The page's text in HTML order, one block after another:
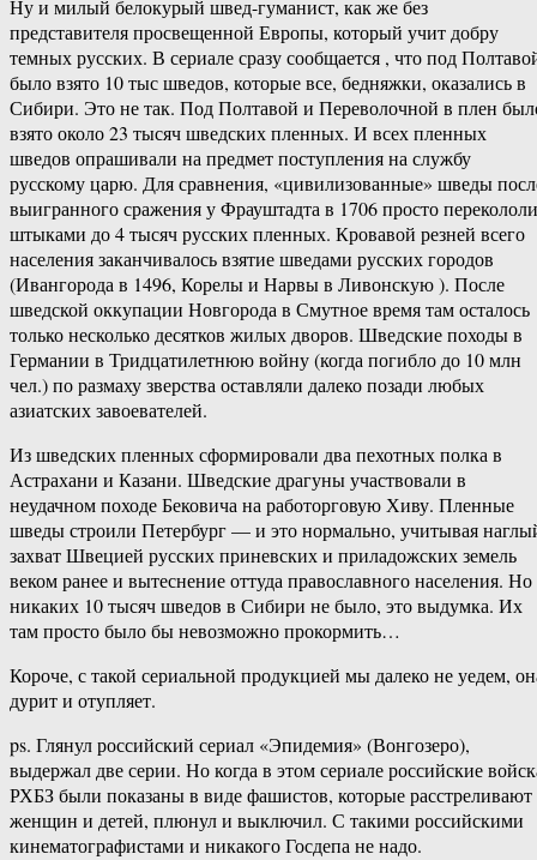
Ну и милый белокурый швед-гуманист, как же без
представителя просвещенной Европы, который учит добру
темных русских. В сериале сразу сообщается , что под
было взято 10 тыс шведов, которые все, бедняжки, оказались в
Сибири. Это не так. Под Полтавой и Переволочной в плен
взято около 23 тысяч шведских пленных. И всех пленных
шведов опрашивали на предмет поступления на службу
русскому царю. Для сравнения, «цивилизованные» шведы
выигранного сражения у Фрауштадта в 1706 просто перекололи
штыками до 4 тысяч русских пленных. Кровавой резней всего
населения заканчивалось взятие шведами русских городов
(Ивангорода в 1496, Корелы и Нарвы в Ливонскую ). После
шведской оккупации Новгорода в Смутное время там осталось
только несколько десятков жилых дворов. Шведские походы в
Германии в Тридцатилетнюю войну (когда погибло до 10 млн
чел.) по размаху зверства оставляли далеко позади любых
азиатских завоевателей.
Из шведских пленных сформировали два пехотных полка в
Астрахани и Казани. Шведские драгуны участвовали в
неудачном походе Бековича на работорговую Хиву. Пленные
шведы строили Петербург — и это нормально, учитывая
захват Швецией русских приневских и приладожских земель
веком ранее и вытеснение оттуда православного населения. Но
никаких 10 тысяч шведов в Сибири не было, это выдумка. Их
там просто было бы невозможно прокормить…
Короче, с такой сериальной продукцией мы далеко не уедем,
дурит и отупляет.
ps. Глянул российский сериал «Эпидемия» (Вонгозеро),
выдержал две серии. Но когда в этом сериале российские
РХБЗ были показаны в виде фашистов, которые расстреливают
женщин и детей, плюнул и выключил. С такими российскими
кинематографистами и никакого Госдепа не надо.